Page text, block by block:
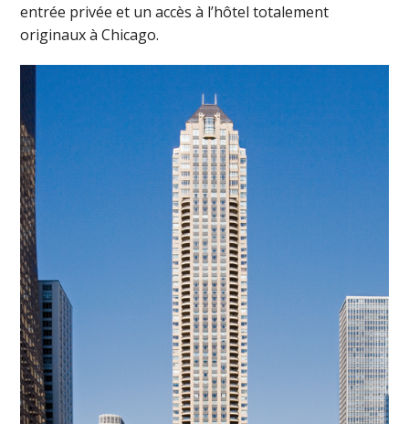
entrée privée et un accès à l’hôtel totalement
originaux à Chicago.